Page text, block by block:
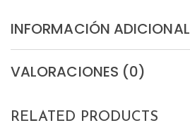
INFORMACIÓN ADICIONAL
VALORACIONES (0)
RELATED PRODUCTS